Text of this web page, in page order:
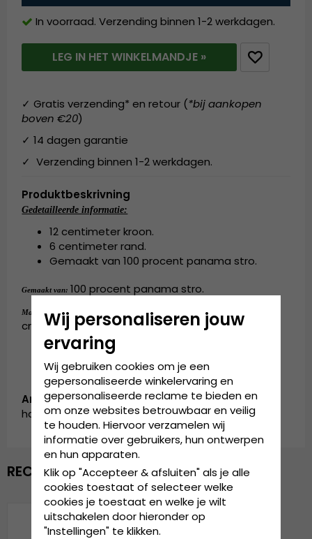
In voorraad. Verzending binnen 1-2 werkdagen.
LEG IN HET WINKELMANDJE »
✓ Gratis verzending* en retour (*bij aankopen
boven €20)
✓ 14 dagen garantie
✓ Verzending binnen 1-2 werkdagen.
Produktbeskrivning
Gedetailleerde informatie:
12 centimeter kroon.
6 centimeter rand.
Gemaakt van 100 procent panama stro.
Gemaakt van: 100 procent panama stro.
Maattabel: Small - 56 cm. Medium - 58 cm. Large - 60
cm. X-Large - 62 cm.
Artikelnummer:
habano1.181-1
RECENTELIJK BEKEKEN
Wij personaliseren jouw
ervaring
Wij gebruiken cookies om je een
gepersonaliseerde winkelervaring en
gepersonaliseerde reclame te bieden en
om onze websites betrouwbaar en veilig
te houden. Hiervoor verzamelen wij
informatie over gebruikers, hun ontwerpen
en hun apparaten.
Klik op "Accepteer & afsluiten" als je alle
cookies toestaat of selecteer welke
cookies je toestaat en welke je wilt
uitschakelen door hieronder op
"Instellingen" te klikken.